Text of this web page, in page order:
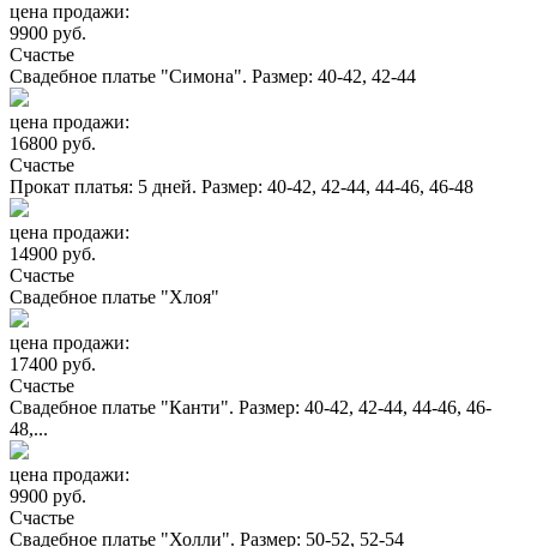
цена продажи:
9900 руб.
Счастье
Свадебное платье "Симона". Размер: 40-42, 42-44
цена продажи:
16800 руб.
Счастье
Прокат платья: 5 дней. Размер: 40-42, 42-44, 44-46, 46-48
цена продажи:
14900 руб.
Счастье
Свадебное платье "Хлоя"
цена продажи:
17400 руб.
Счастье
Свадебное платье "Канти". Размер: 40-42, 42-44, 44-46, 46-
48,...
цена продажи:
9900 руб.
Счастье
Свадебное платье "Холли". Размер: 50-52, 52-54